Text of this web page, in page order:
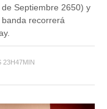
Septiembre 2650) y
recorrerá
23H47MIN